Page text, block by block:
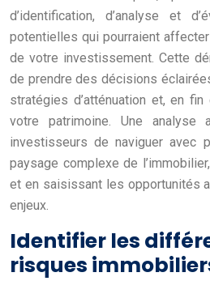
d’identification, d’analyse et
potentielles qui pourraient
de votre investissement. Cette
de prendre des décisions
stratégies d’atténuation et, en
votre patrimoine. Une analyse
investisseurs de naviguer avec
paysage complexe de
et en saisissant les opportunités
enjeux.
Identifier les
risques